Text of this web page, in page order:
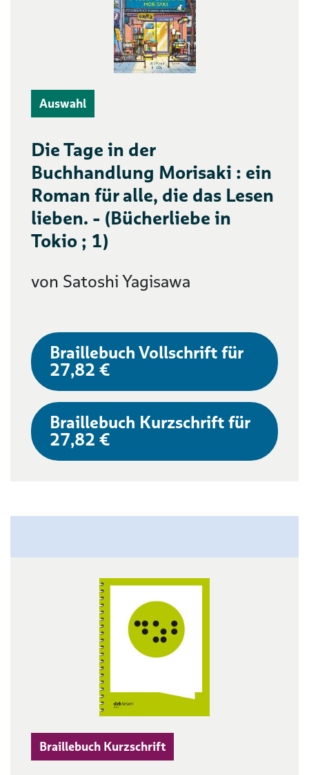
Auswahl
Die Tage in der
Buchhandlung Morisaki : ein
Roman für alle, die das Lesen
lieben. - (Bücherliebe in
Tokio ; 1)
von Satoshi Yagisawa
Braillebuch Vollschrift für
27,82 €
Braillebuch Kurzschrift für
27,82 €
Braillebuch Kurzschrift